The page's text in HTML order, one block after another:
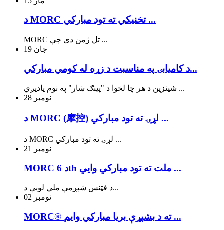
د MORC تخنیکي ته تود مبارکي ...
MORC تل ژمن دی چې ...
جان 19
د کاميابۍ په مناسبت د زړه له کومي مبارکي...
شینزین د هر چا لخوا د "پینګ ښار" په نوم یادیږي ...
نومبر 28
د MORC (摩控) لړۍ ته تود مبارکي ...
د MORC لړۍ ته تود مبارکي ...
نومبر
21
MORC د 6th ملت ته تود مبارکي وايي ...
د فټنس شپږمې ملي لوبې د...
نومبر 02
MORC® ته د بشپړې بریا مبارکي وایم ...